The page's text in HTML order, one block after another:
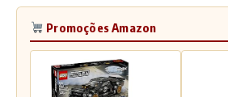
Promoções Amazon